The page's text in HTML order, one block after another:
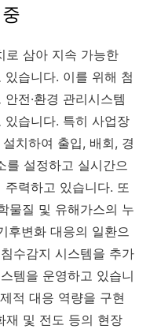
로 삼아 지속 가능한
습니다. 이를 위해 첨
전·환경 관리시스템
습니다. 특히 사업장
치하여 출입, 배회, 경
를 설정하고 실시간으
력하고 있습니다. 또
물질 및 유해가스의 누
후변화 대응의 일환으
수감지 시스템을 추가
템을 운영하고 있습니
적 대응 역량을 구현
재 및 전도 등의 현장